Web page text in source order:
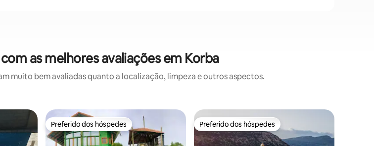
as melhores avaliações em Korba
muito bem avaliadas quanto a localização, limpeza e outros aspectos.
Preferido dos hóspedes
Preferido dos hóspedes Preferido dos hóspedes
Preferido dos hóspedes